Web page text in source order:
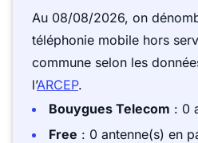
Au 08/08/2026, on
téléphonie mobile hors
commune selon les
l’ARCEP.
Bouygues Telecom : 0
Free : 0 antenne(s) en